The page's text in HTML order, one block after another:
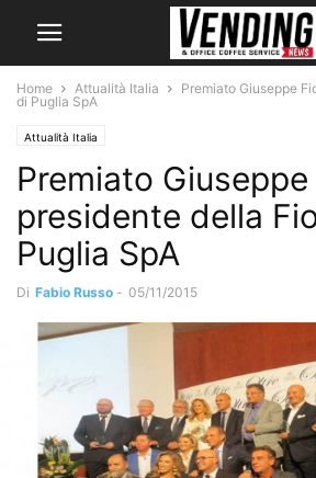
Home Attualità Italia
Premiato Giuseppe
di Puglia SpA
Attualità Italia
Premiato Giuseppe
presidente della
Puglia SpA
Di Fabio Russo - 05/11/2015